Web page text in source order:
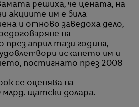
решиха, че цената, на
акциите им е била
и отново заведоха дело,
на
през април тази година,
искането им и
постигнато през 2008
се оценява на
млрд. щатски долара.